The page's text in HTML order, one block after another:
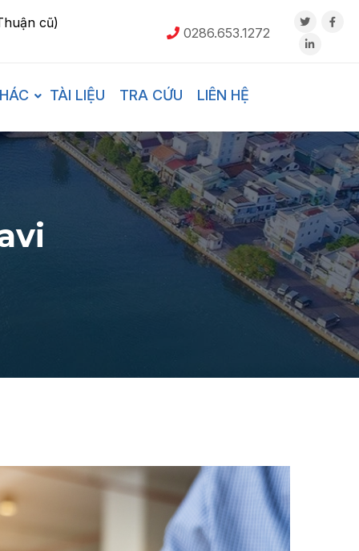
cũ)
0286.653.1272
TÀI LIỆU TRA CỨU LIÊN HỆ